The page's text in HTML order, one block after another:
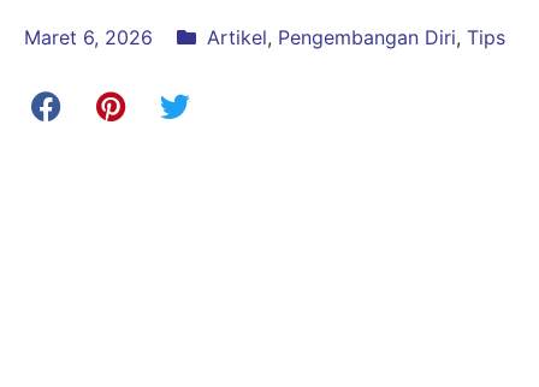
Maret 6, 2026 Artikel, Pengembangan Diri, Tips